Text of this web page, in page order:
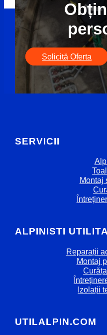
Solicită Oferta
SERVICII
Montaj
ALPINISTI
Reparații
Montaj
Izolații
UTILALPIN.COM